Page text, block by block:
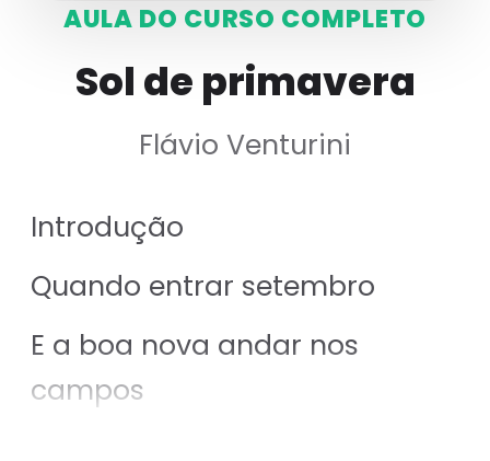
AULA DO CURSO COMPLETO
Sol de primavera
Flávio Venturini
Introdução
Quando entrar setembro
E a boa nova andar nos
campos